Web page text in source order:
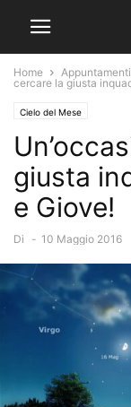
Home
cercare la giusta
Cielo del Mese
giusta
e Giove!
Di - 10 Maggio 2016